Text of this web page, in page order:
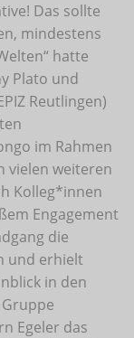
Das sollte
mindestens
hatte
Plato und
Reutlingen)
im Rahmen
vielen weiteren
Kolleg*innen
Engagement
die
und erhielt
in den
Egeler das